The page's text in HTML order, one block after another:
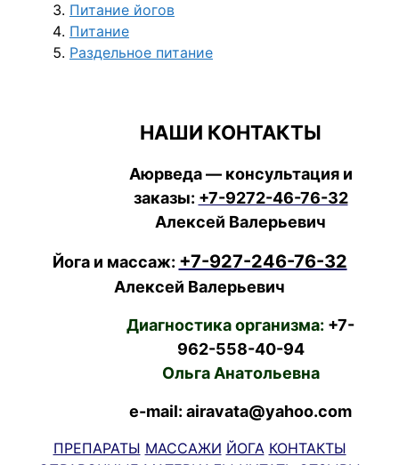
Питание йогов
Питание
Раздельное питание
НАШИ КОНТАКТЫ
Аюрведа — консультация и
заказы: +7-9272-46-76-32
Алексей Валерьевич
Йога и массаж: +7-927-246-76-32
Алексей Валерьевич
Диагностика организма: +7-
962-558-40-94
Ольга Анатольевна
e-mail: airavata@yahoo.com
ПРЕПАРАТЫ МАССАЖИ ЙОГА КОНТАКТЫ